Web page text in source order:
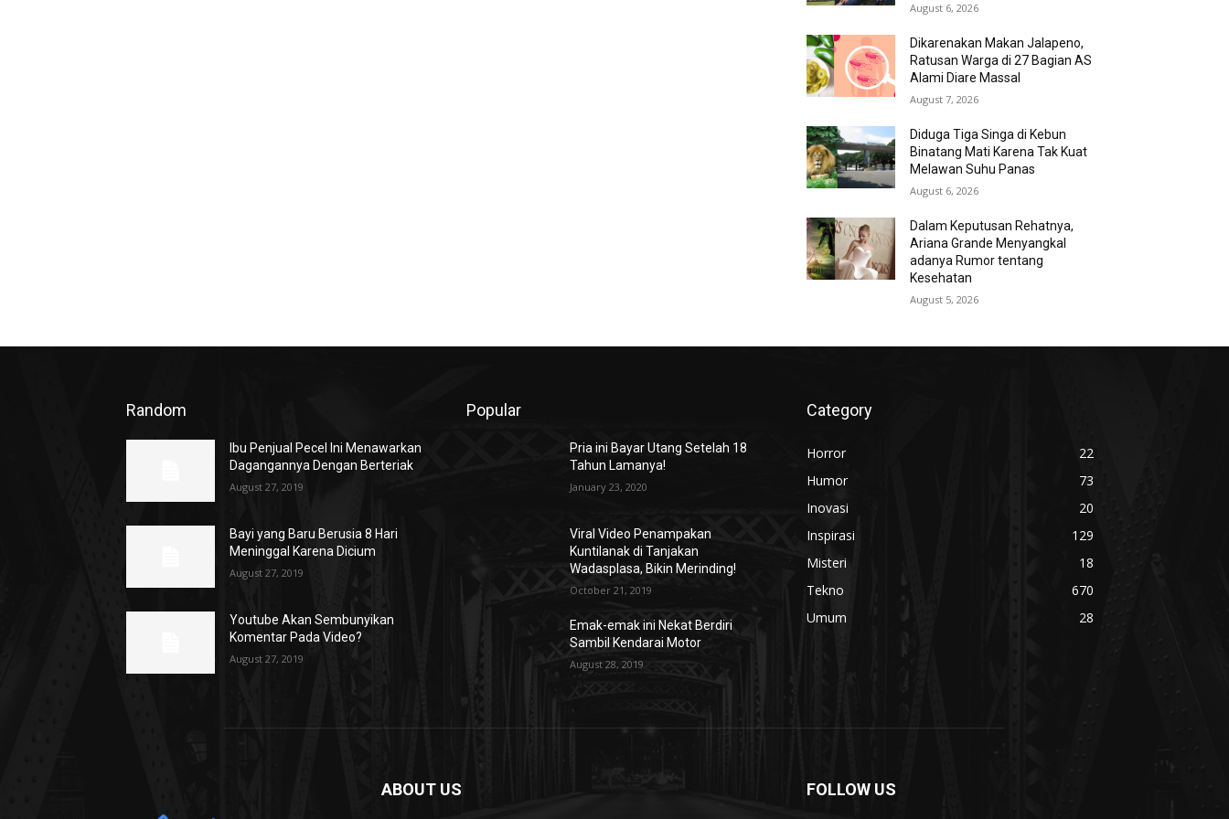
August 6, 2026
Dikarenakan Makan Jalapeno,
Ratusan Warga di 27 Bagian AS
Alami Diare Massal
August 7, 2026
Diduga Tiga Singa di Kebun
Binatang Mati Karena Tak Kuat
Melawan Suhu Panas
August 6, 2026
Dalam Keputusan Rehatnya,
Ariana Grande Menyangkal
adanya Rumor tentang
Kesehatan
August 5, 2026
Random
Ibu Penjual Pecel Ini Menawarkan
Dagangannya Dengan Berteriak
August 27, 2019
Bayi yang Baru Berusia 8 Hari
Meninggal Karena Dicium
August 27, 2019
Youtube Akan Sembunyikan
Komentar Pada Video?
August 27, 2019
Popular
Pria ini Bayar Utang Setelah 18
Tahun Lamanya!
January 23, 2020
Viral Video Penampakan
Kuntilanak di Tanjakan
Wadasplasa, Bikin Merinding!
October 21, 2019
Emak-emak ini Nekat Berdiri
Sambil Kendarai Motor
August 28, 2019
Category
Horror
22
Humor
73
Inovasi
20
Inspirasi
129
Misteri
18
Tekno
670
Umum
28
ABOUT US FOLLOW US